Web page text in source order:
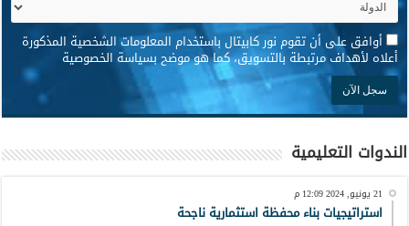
* أوافق على أن تقوم نور كابيتال باستخدام المعلومات الشخصية المذكورة
أعلاه لأهداف مرتبطة بالتسويق، كما هو موضح بسياسة الخصوصية
الندوات التعليمية
21 يونيو, 2024 12:09 م
استراتيجيات بناء محفظة استثمارية ناجحة